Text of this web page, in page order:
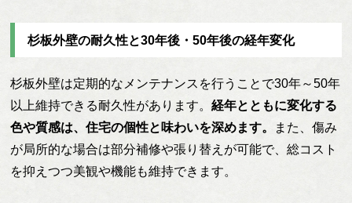
杉板外壁の耐久性と30年後・50年後の経年変化
杉板外壁は定期的なメンテナンスを行うことで30年～50年
以上維持できる耐久性があります。経年とともに変化する
色や質感は、住宅の個性と味わいを深めます。
また、傷み
が局所的な場合は部分補修や張り替えが可能で、総コスト
を抑えつつ美観や機能も維持できます。